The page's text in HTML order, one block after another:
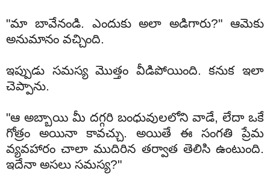
"మా బావేనండి. ఎందుకు అలా అడిగారు?" ఆమెకు
అనుమానం వచ్చింది.
ఇప్పుడు సమస్య మొత్తం వీడిపోయింది. కనుక ఇలా
చెప్పాను.
"ఆ అబ్బాయి మీ దగ్గరి బంధువులలోని వాడే, లేదా ఒకే
గోత్రం అయినా కావచ్చు. అయితే ఈ సంగతి ప్రేమ
వ్యవహారం చాలా ముదిరిన తర్వాత తెలిసి ఉంటుంది.
ఇదేనా అసలు సమస్య?"